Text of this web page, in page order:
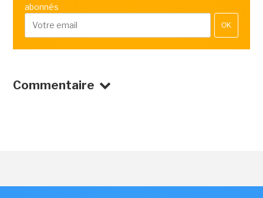
abonnés
OK
Commentaire